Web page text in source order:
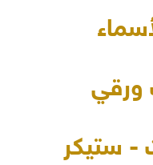
ورقي
- ستيكر